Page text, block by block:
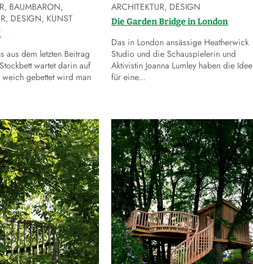
, BAUMBARON,
, DESIGN, KUNST
aus dem letzten Beitrag
wartet darin auf
weich gebettet wird man
Die Garden Bridge in London
ARCHITEKTUR, DESIGN
Das in London ansässige Heatherwick
Studio und die Schauspielerin und
Aktivistin Joanna Lumley haben die Idee
für eine...